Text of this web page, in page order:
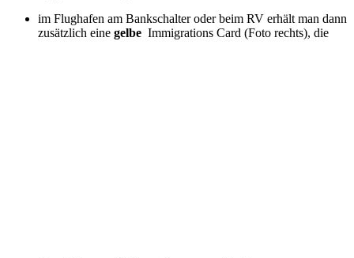
im Flughafen am Bankschalter oder beim RV erhält man dann
zusätzlich eine gelbe Immigrations Card (Foto rechts), die